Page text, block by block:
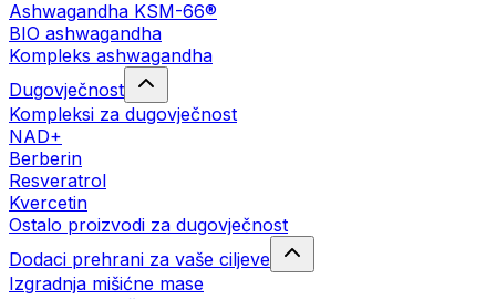
Ashwagandha KSM-66®
BIO ashwagandha
Kompleks ashwagandha
Dugovječnost
Kompleksi za dugovječnost
NAD+
Berberin
Resveratrol
Kvercetin
Ostalo proizvodi za dugovječnost
Dodaci prehrani za vaše ciljeve
Izgradnja mišićne mase